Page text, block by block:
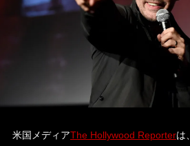
米国メディアThe Hollywood Reporterは